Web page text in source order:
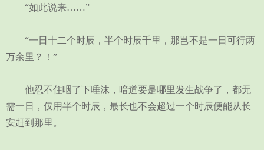
“如此说来……”
“一日十二个时辰，半个时辰千里，那岂不是一日可行两
万余里？！”
他忍不住咽了下唾沫，暗道要是哪里发生战争了，都无
需一日，仅用半个时辰，最长也不会超过一个时辰便能从长
安赶到那里。